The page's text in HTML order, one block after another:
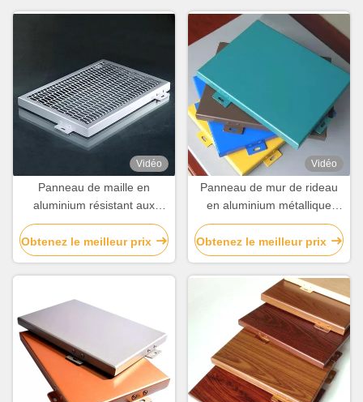
Vidéo
Panneau de maille en
aluminium résistant aux
intempéries personnalisé
pour la décoration de
bâtiments
Obtenez le meilleur prix
Vidéo
Panneau de mur de rideau
en aluminium métallique
résistant au feu légère sur
mesure
Obtenez le meilleur prix